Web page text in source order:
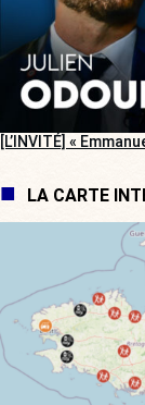
[L’INVITÉ] «
LA CARTE